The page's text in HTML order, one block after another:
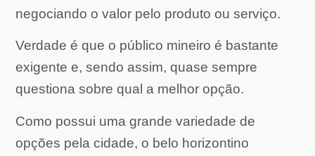
negociando o valor pelo produto ou serviço.
Verdade é que o público mineiro é bastante
exigente e, sendo assim, quase sempre
questiona sobre qual a melhor opção.
Como possui uma grande variedade de
opções pela cidade, o belo horizontino